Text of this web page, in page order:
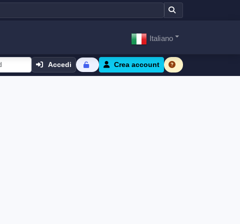
Italiano
Accedi Crea account